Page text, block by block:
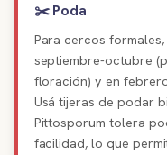
✂️ Poda
Para cercos
septiembre-octubre
floración) y en
Usá tijeras de podar
Pittosporum tolera
facilidad, lo que